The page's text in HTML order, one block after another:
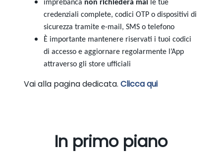
imprebanca non richiederà mai le tue
credenziali complete, codici OTP o dispositivi di
sicurezza tramite e-mail, SMS o telefono
È importante mantenere riservati i tuoi codici
di accesso e aggiornare regolarmente l’App
attraverso gli store ufficiali
Vai alla pagina dedicata. Clicca qui
In primo piano